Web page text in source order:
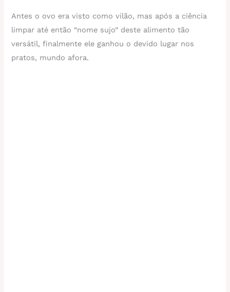
Antes o ovo era visto como vilão, mas após a ciência
limpar até então “nome sujo” deste alimento tão
versátil, finalmente ele ganhou o devido lugar nos
pratos, mundo afora.